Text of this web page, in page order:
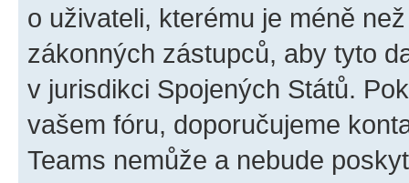
o uživateli, kterému je méně
zákonných zástupců, aby tyto
v jurisdikci Spojených Států.
vašem fóru, doporučujeme
Teams nemůže a nebude